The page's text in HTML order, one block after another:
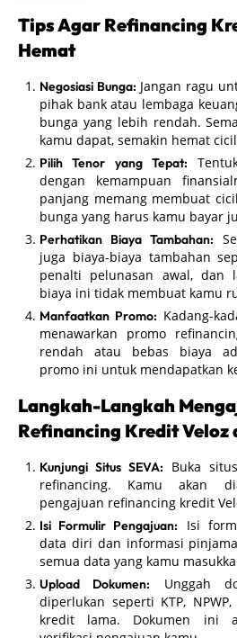
Tips Agar Refinancing
Hemat
Negosiasi Bunga: Jangan ragu
pihak bank atau lembaga
bunga yang lebih rendah.
kamu dapat, semakin hemat
Pilih Tenor yang Tepat:
dengan kemampuan
panjang memang membuat
bunga yang harus kamu bayar
Perhatikan Biaya Tambahan:
juga biaya-biaya tambahan
penalti pelunasan awal, dan
biaya ini tidak membuat kamu
Manfaatkan Promo: Kadang-
menawarkan promo
rendah atau bebas biaya
promo ini untuk mendapatkan
Langkah-Langkah
Refinancing Kredit Veloz
Kunjungi Situs SEVA: Buka
refinancing. Kamu akan
pengajuan refinancing kredit
Isi Formulir Pengajuan:
Isi
data diri dan informasi
semua data yang kamu
Upload Dokumen: Unggah
diperlukan seperti KTP,
kredit lama. Dokumen ini